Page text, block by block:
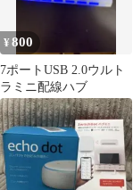
¥800
7ポートUSB 2.0ウルト
ラミニ配線ハブ